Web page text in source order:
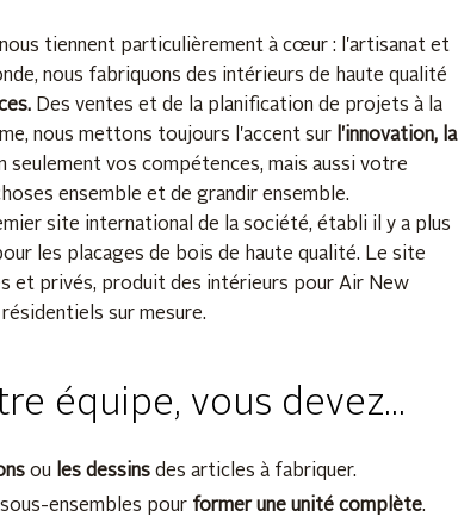
tiennent particulièrement à cœur : l'artisanat et
nous fabriquons des intérieurs de haute qualité
Des ventes et de la planification de projets à la
nous mettons toujours l'accent sur l'innovation, la
seulement vos compétences, mais aussi votre
ensemble et de grandir ensemble.
site international de la société, établi il y a plus
les placages de bois de haute qualité. Le site
et privés, produit des intérieurs pour Air New
sur mesure.
équipe, vous devez...
ou les dessins des articles à fabriquer.
ensembles pour former une unité complète.